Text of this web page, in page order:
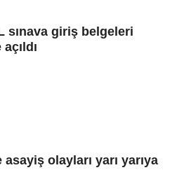
sınava giriş belgeleri
asayiş olayları yarı yarıya